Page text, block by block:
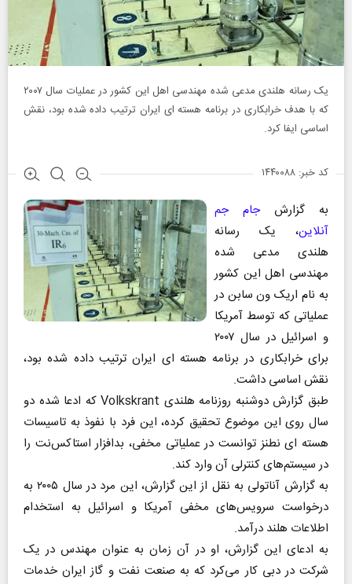
یک رسانه هلندی مدعی شده مهندسی اهل این کشور در عملیات سال ۲۰۰۷
که با هدف خرابکاری در برنامه هسته‌ ای ایران ترتیب داده شده بود، نقش
اساسی ایفا کرد.
کد خبر: ۱۴۴۰۰۸۸
به گزارشجام جم
آنلاین، یک رسانه
هلندی مدعی شده
مهندسی اهل این کشور
به نام اریک ون سابن در
عملیاتی که توسط آمریکا
و اسرائیل در سال ۲۰۰۷
برای خرابکاری در برنامه هسته‌ ای ایران ترتیب داده شده بود،
نقش اساسی داشت.
طبق گزارش دوشنبه روزنامه هلندی Volkskrant که ادعا شده دو
سال روی این موضوع تحقیق کرده، این فرد با نفوذ به تاسیسات
هسته‌ ای نطنز توانست در عملیاتی مخفی، بدافزار استاکس‌نت را
در سیستم‌های کنترلی آن وارد کند.
به گزارش آناتولی به نقل از این گزارش، این مرد در سال ۲۰۰۵ به
درخواست سرویس‌های مخفی آمریکا و اسرائیل به استخدام
اطلاعات هلند درآمد.
به ادعای این گزارش، او در آن زمان به عنوان مهندس در یک
شرکت در دبی کار می‌کرد که به صنعت نفت و گاز ایران خدمات